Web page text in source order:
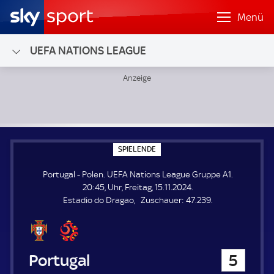
Menü
UEFA NATIONS LEAGUE
SPIELENDE
P
E
L
E
N
Portugal - Polen. UEFA Nations League Gruppe A1.
20:45, Uhr, Freitag, 15.11.2024.
Estadio do Dragao
Zuschauer: Z
47.239.
Portugal 5